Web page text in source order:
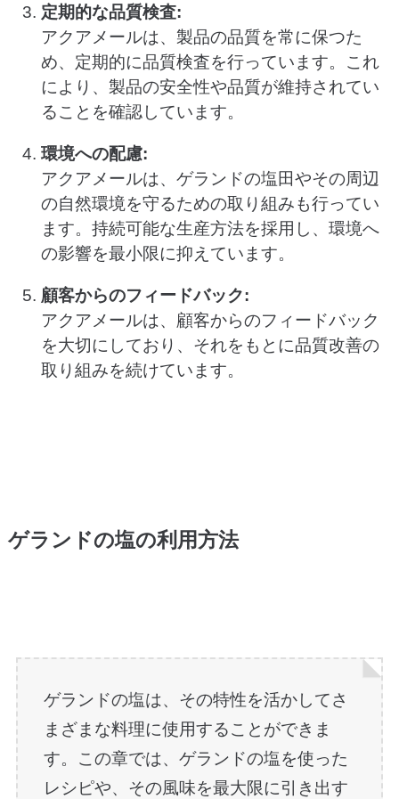
定期的な品質検査:
アクアメールは、製品の品質を常に保つた
め、定期的に品質検査を行っています。これ
により、製品の安全性や品質が維持されてい
ることを確認しています。
環境への配慮:
アクアメールは、ゲランドの塩田やその周辺
の自然環境を守るための取り組みも行ってい
ます。持続可能な生産方法を採用し、環境へ
の影響を最小限に抑えています。
顧客からのフィードバック:
アクアメールは、顧客からのフィードバック
を大切にしており、それをもとに品質改善の
取り組みを続けています。
ゲランドの塩の利用方法
ゲランドの塩は、その特性を活かしてさ
まざまな料理に使用することができま
す。この章では、ゲランドの塩を使った
レシピや、その風味を最大限に引き出す